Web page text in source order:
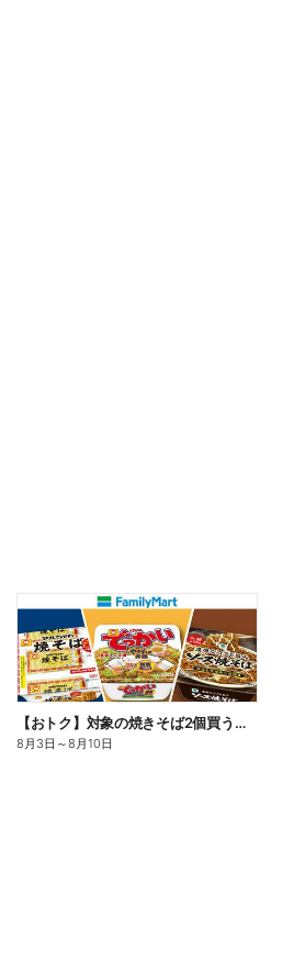
【おトク】対象の焼きそば2個買うと100円引き!
8月3日 ～8月10日